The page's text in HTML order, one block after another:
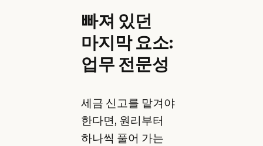
빠져 있던
마지막 요소:
업무 전문성
세금 신고를 맡겨야
한다면, 원리부터
하나씩 풀어 가는